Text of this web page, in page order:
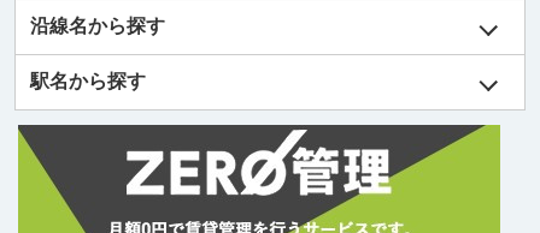
沿線名から探す
駅名から探す